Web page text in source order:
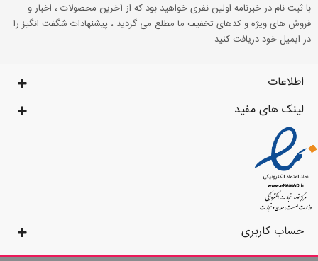
با ثبت نام در خبرنامه اولین نفری خواهید بود که از آخرین محصولات ، اخبار و
فروش های ویژه و کدهای تخفیف ما مطلع می گردید ، پیشنهادات شگفت انگیز را
در ایمیل خود دریافت کنید .
اطلاعات
لینک های مفید
حساب کاربری